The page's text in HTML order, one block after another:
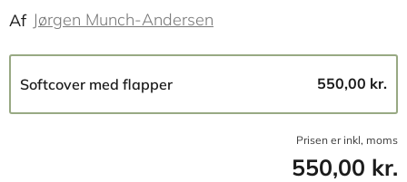
Af Jørgen Munch-Andersen
Softcover med flapper 550,00 kr.
Prisen er inkl, moms
550,00 kr.